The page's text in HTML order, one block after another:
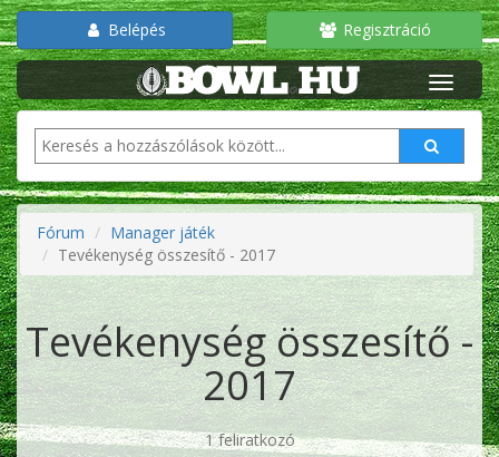
Belépés Regisztráció
Fórum
Manager játék
Tevékenység összesítő - 2017
Tevékenység összesítő -
2017
1 feliratkozó